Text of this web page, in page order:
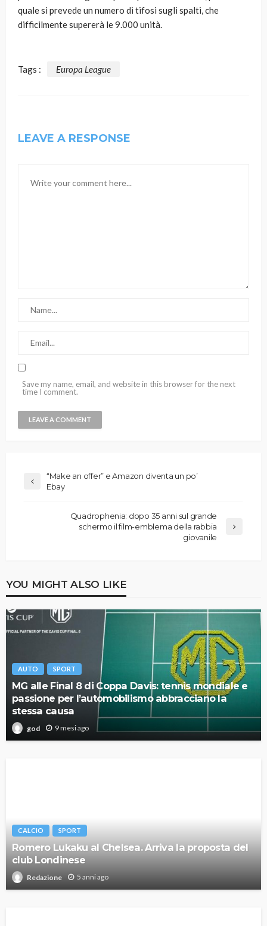
quale si prevede un numero di tifosi sugli spalti, che
difficilmente supererà le 9.000 unità.
Tags : Europa League
LEAVE A RESPONSE
Save my name, email, and website in this browser for the next
time I comment.
“Make an offer” e Amazon diventa un po’
Ebay
Quadrophenia: dopo 35 anni sul grande
schermo il film-emblema della rabbia
giovanile
YOU MIGHT ALSO LIKE
AUTO SPORT
MG alle Final 8 di Coppa Davis: tennis mondiale e
passione per l’automobilismo abbracciano la
stessa causa
god 9 mesi ago
CALCIO SPORT
Romero Lukaku al Chelsea. Arriva la proposta del
club Londinese
Redazione 5 anni ago